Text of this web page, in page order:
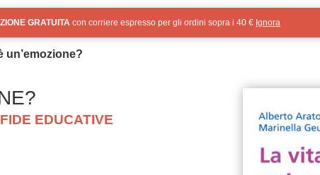
GRATUITA con corriere espresso per gli ordini sopra i 40 € Ignora
un’emozione?
EDUCATIVE